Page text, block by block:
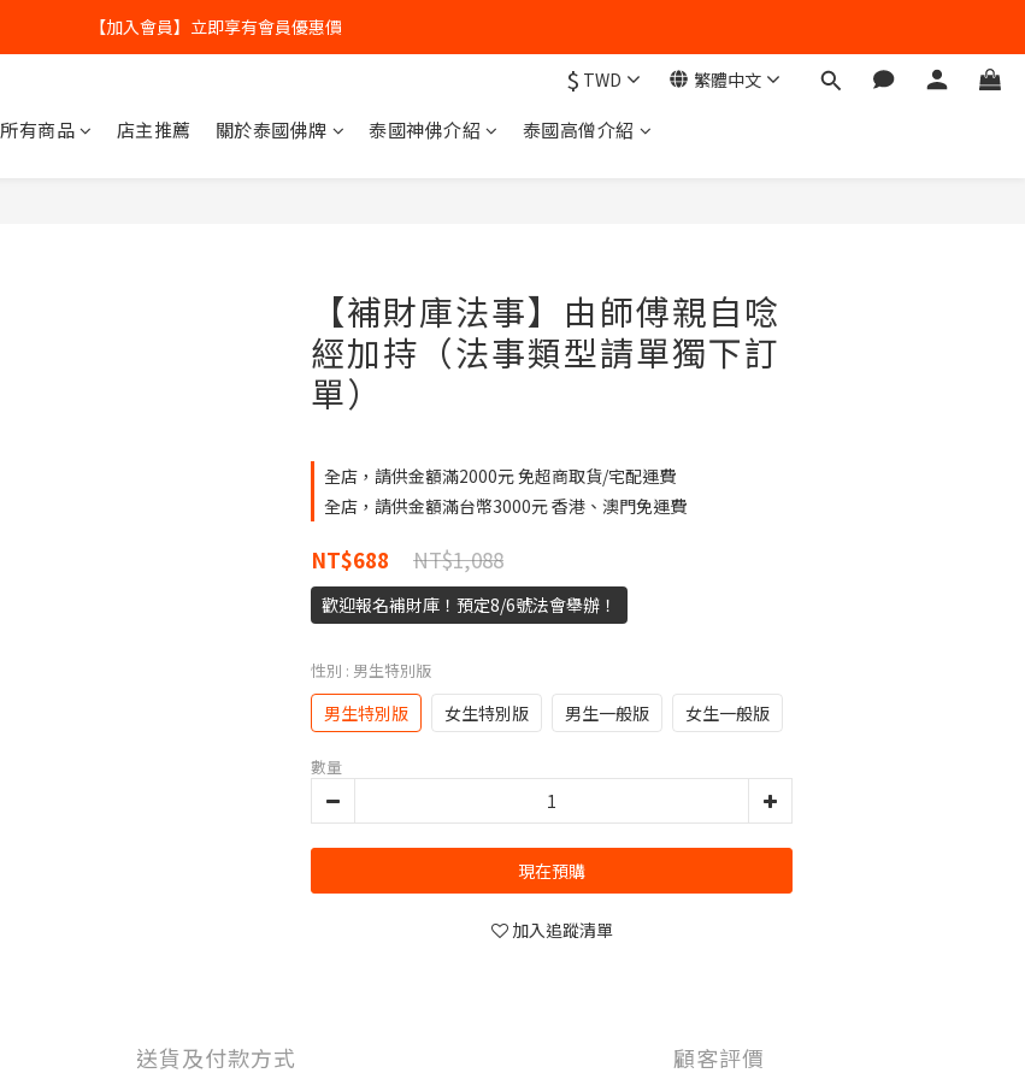
全球寄送【免運優惠】台灣請供滿2000NT免運寄送
全球寄送【免運優惠】台灣請供滿2000NT免運寄送
全球寄送【免運優惠】台灣請供滿2000NT免運寄送
$ TWD 繁體中文
所有商品 店主推薦 關於泰國佛牌 泰國神佛介紹 泰國高僧介紹
【補財庫法事】由師傅親自唸
經加持（法事類型請單獨下訂
單）
全店，請供金額滿2000元 免超商取貨/宅配運費
全店，請供金額滿台幣3000元 香港、澳門免運費
NT$1,088
NT$688
歡迎報名補財庫！預定8/6號法會舉辦！
性別 : 男生特別版
男生特別版 女生特別版 男生一般版 女生一般版
數量
現在預購
加入追蹤清單
送貨及付款方式 顧客評價